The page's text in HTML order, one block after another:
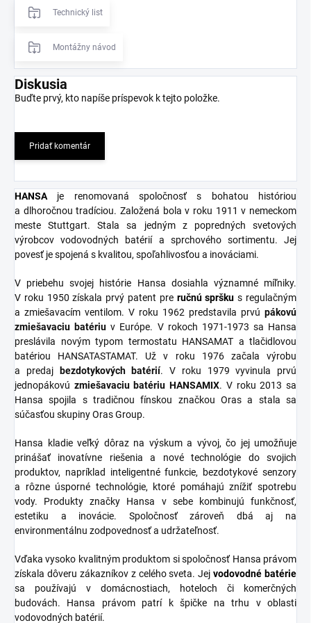
Technický list
Montážny návod
Diskusia
Buďte prvý, kto napíše príspevok k tejto položke.
Pridať komentár
HANSAje renomovaná spoločnosť s bohatou históriou
a dlhoročnou tradíciou. Založená bola v roku 1911 v nemeckom
meste Stuttgart. Stala sa jedným z popredných svetových
výrobcov vodovodných batérií a sprchového sortimentu. Jej
povesť je spojená s kvalitou, spoľahlivosťou a inováciami.
V priebehu svojej histórie Hansa dosiahla významné míľniky.
V roku 1950 získala prvý patent pre ručnú spršku s regulačným
a zmiešavacím ventilom. V roku 1962 predstavila prvú pákovú
zmiešavaciu batériu v Európe. V rokoch 1971-1973 sa Hansa
preslávila novým typom termostatu HANSAMAT a tlačidlovou
batériou HANSATASTAMAT. Už v roku 1976 začala výrobu
a predaj
bezdotykových batérií. V roku 1979 vyvinula prvú
jednopákovú zmiešavaciu batériu HANSAMIX. V roku 2013 sa
Hansa spojila s tradičnou fínskou značkou Oras a stala sa
súčasťou skupiny Oras Group.
Hansa kladie veľký dôraz na výskum a vývoj, čo jej umožňuje
prinášať inovatívne riešenia a nové technológie do svojich
produktov, napríklad inteligentné funkcie, bezdotykové senzory
a rôzne úsporné technológie, ktoré pomáhajú znížiť spotrebu
vody. Produkty značky Hansa v sebe kombinujú funkčnosť,
estetiku a inovácie. Spoločnosť zároveň dbá aj na
environmentálnu zodpovednosť a udržateľnosť.
Vďaka vysoko kvalitným produktom si spoločnosť Hansa právom
získala dôveru zákazníkov z celého sveta. Jejvodovodné batérie
sa používajú v domácnostiach, hoteloch či komerčných
budovách. Hansa právom patrí k špičke na trhu v oblasti
vodovodných batérií.